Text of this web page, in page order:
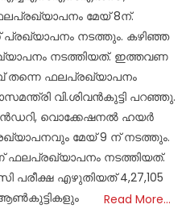
മേയ് 8ന്.
പ്രഖ്യാപനം നടത്തും. കഴിഞ്ഞ
നടത്തിയത്. ഇത്തവണ
തന്നെ ഫലപ്രഖ്യാപനം
വി.ശിവൻകുട്ടി പറഞ്ഞു.
വൊക്കേഷനൽ ഹയർ
മേയ് 9 ന് നടത്തും.
ഫലപ്രഖ്യാപനം നടത്തിയത്.
എഴുതിയത് 4,27,105
ആൺകുട്ടികളും
Read More…